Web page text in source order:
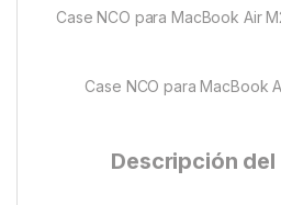
Case NCO para MacBook Air
Case NCO para MacBook
Descripción